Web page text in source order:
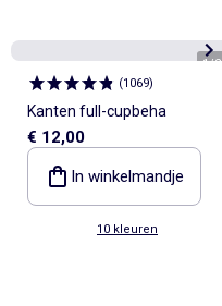
1/2
(1069)
Kanten full-cupbeha
€ 12,00
In winkelmandje
10 kleuren